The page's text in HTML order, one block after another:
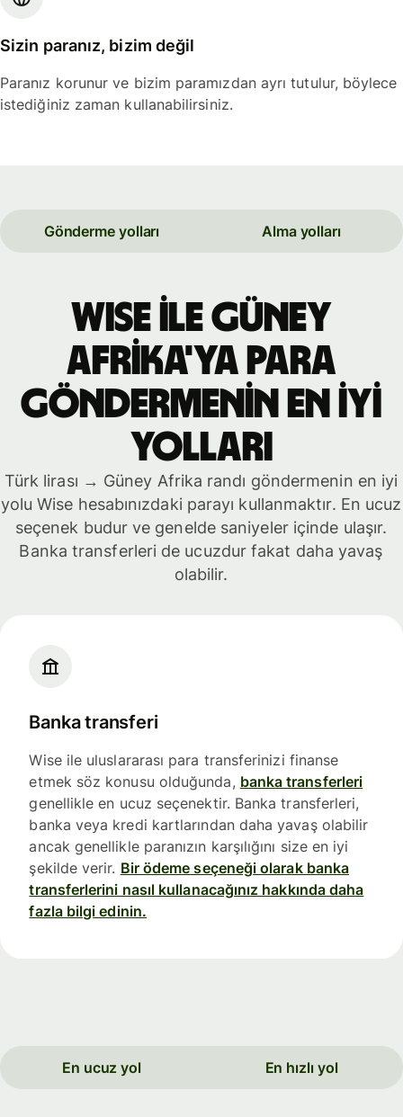
Sizin paranız, bizim değil
Paranız korunur ve bizim paramızdan ayrı tutulur, böylece
istediğiniz zaman kullanabilirsiniz.
Gönderme yolları Alma yolları
WISE İLE Güney
Afrika'ya PARA
GÖNDERMENİN EN İYİ
YOLLARI
Türk lirası → Güney Afrika randı göndermenin en iyi
yolu Wise hesabınızdaki parayı kullanmaktır. En ucuz
seçenek budur ve genelde saniyeler içinde ulaşır.
Banka transferleri de ucuzdur fakat daha yavaş
olabilir.
Banka transferi
Wise ile uluslararası para transferinizi finanse
etmek söz konusu olduğunda, banka transferleri
genellikle en ucuz seçenektir. Banka transferleri,
banka veya kredi kartlarından daha yavaş olabilir
ancak genellikle paranızın karşılığını size en iyi
şekilde verir. Bir ödeme seçeneği olarak banka
transferlerini nasıl kullanacağınız hakkında daha
fazla bilgi edinin.
En ucuz yol En hızlı yol